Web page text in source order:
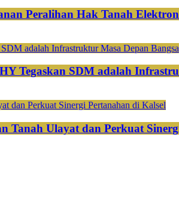
Peralihan Hak Tanah
Tegaskan SDM adalah
Tanah Ulayat dan Perkuat